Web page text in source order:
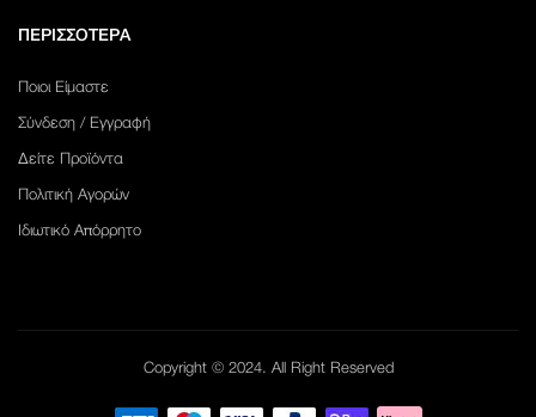
ΠΕΡΙΣΣΟΤΕΡΑ
Ποιοι Είμαστε
Σύνδεση / Εγγραφή
Δείτε Προϊόντα
Πολιτική Αγορών
Ιδιωτικό Απόρρητο
Copyright © 2024. All Right Reserved